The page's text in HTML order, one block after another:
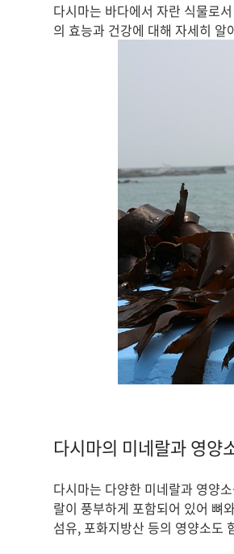
다시마는 바다에서 자란 식물로
의 효능과 건강에 대해 자세히 알
다시마의 미네랄과 영양
다시마는 다양한 미네랄과 영양
랄이 풍부하게 포함되어 있어 뼈
섬유, 포화지방산 등의 영양소도